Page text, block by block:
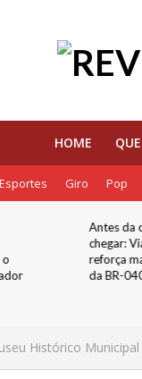
HOME
Esportes Giro Pop
o
Antes da
chegar:
reforça
da BR-
Histórico